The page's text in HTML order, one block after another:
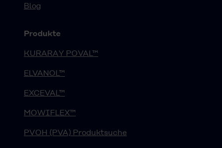
Blog
Produkte
KURARAY POVAL™
ELVANOL™
EXCEVAL™
MOWIFLEX™
PVOH (PVA) Produktsuche